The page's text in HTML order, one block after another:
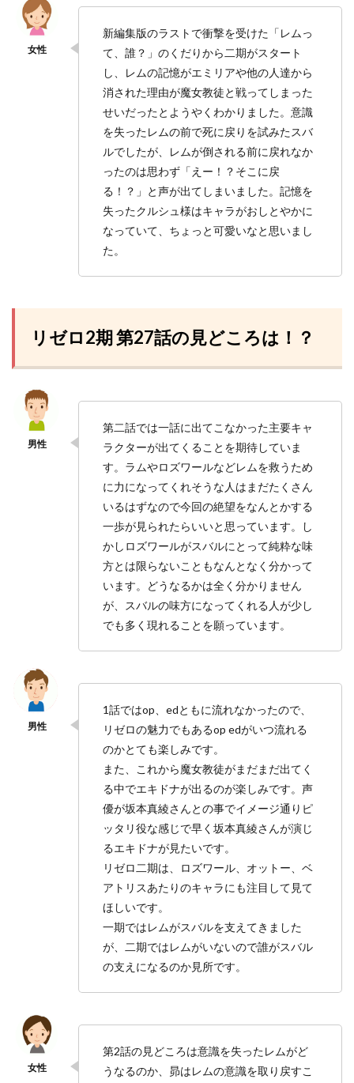
新編集版のラストで衝撃を受けた「レムっ
て、誰？」のくだりから二期がスタート
し、レムの記憶がエミリアや他の人達から
消された理由が魔女教徒と戦ってしまった
せいだったとようやくわかりました。意識
を失ったレムの前で死に戻りを試みたスバ
ルでしたが、レムが倒される前に戻れなか
ったのは思わず「えー！？そこに戻
る！？」と声が出てしまいました。記憶を
失ったクルシュ様はキャラがおしとやかに
なっていて、ちょっと可愛いなと思いまし
た。
リゼロ2期 第27話の見どころは！？
第二話では一話に出てこなかった主要キャ
ラクターが出てくることを期待していま
す。ラムやロズワールなどレムを救うため
に力になってくれそうな人はまだたくさん
いるはずなので今回の絶望をなんとかする
一歩が見られたらいいと思っています。し
かしロズワールがスバルにとって純粋な味
方とは限らないこともなんとなく分かって
います。どうなるかは全く分かりません
が、スバルの味方になってくれる人が少し
でも多く現れることを願っています。
1話ではop、edともに流れなかったので、
リゼロの魅力でもあるop edがいつ流れる
のかとても楽しみです。
また、これから魔女教徒がまだまだ出てく
る中でエキドナが出るのが楽しみです。声
優が坂本真綾さんとの事でイメージ通りピ
ッタリ役な感じで早く坂本真綾さんが演じ
るエキドナが見たいです。
リゼロ二期は、ロズワール、オットー、ベ
アトリスあたりのキャラにも注目して見て
ほしいです。
一期ではレムがスバルを支えてきました
が、二期ではレムがいないので誰がスバル
の支えになるのか見所です。
第2話の見どころは意識を失ったレムがど
うなるのか、昴はレムの意識を取り戻すこ